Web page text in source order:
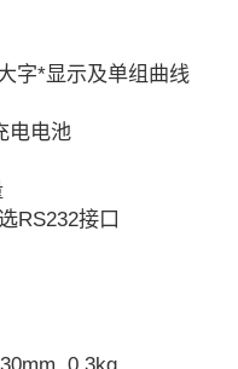
字*显示及单组曲线
电电池
RS232接口
0.3kg